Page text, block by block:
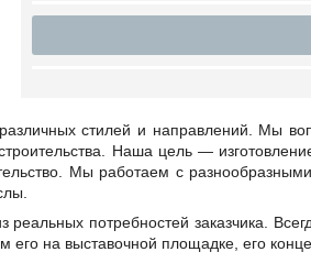
стилей и направлений. Мы
Наша цель —
Мы работаем с
потребностей заказчика.
его на выставочной площадке, его